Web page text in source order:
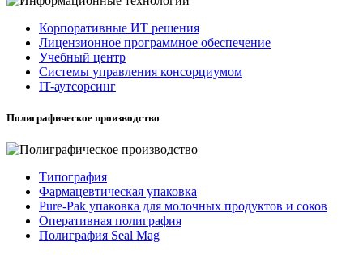
Корпоративные ИТ решения
Лицензионное программное обеспечение
Учебный центр
Системы управления консорциумом
IT-аутсорсинг
Полиграфическое производство
Типография
Фармацевтическая упаковка
Pure-Pak упаковка для молочных продуктов и соков
Оперативная полиграфия
Полиграфия Seal Mag